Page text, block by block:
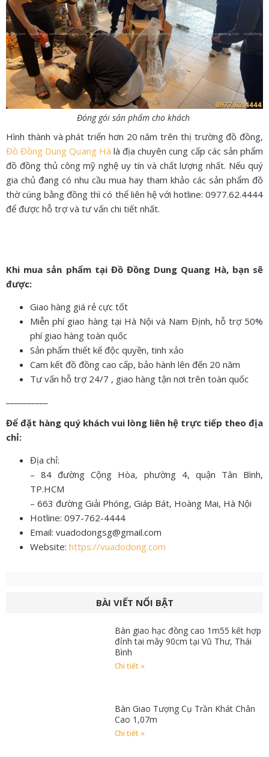
Đóng gói sản phẩm cho khách
Hình thành và phát triển hơn 20 năm trên thị trường đồ đồng,
Đồ Đồng Dung Quang Hà là địa chuyên cung cấp các sản phẩm
đồ đồng thủ công mỹ nghệ uy tín và chất lượng nhất. Nếu quý
gia chủ đang có nhu cầu mua hay tham khảo các sản phẩm đồ
thờ cúng bằng đồng thì có thể liên hệ với hotline: 0977.62.4444
để được hỗ trợ và tư vấn chi tiết nhất.
Khi mua sản phẩm tại Đồ Đồng Dung Quang Hà, bạn sẽ
được:
Giao hàng giá rẻ cực tốt
Miễn phí giao hàng tại Hà Nội và Nam Định, hỗ trợ 50%
phí giao hàng toàn quốc
Sản phẩm thiết kế độc quyền, tinh xảo
Cam kết đồ đồng cao cấp, bảo hành lên đến 20 năm
Tư vấn hỗ trợ 24/7 , giao hàng tận nơi trên toàn quốc
Để đặt hàng quý khách vui lòng liên hệ trực tiếp theo địa
chỉ:
Địa chỉ:
– 84 đường Cộng Hòa, phường 4, quận Tân Bình,
TP.HCM
– 663 đường Giải Phóng, Giáp Bát, Hoàng Mai, Hà Nội
Hotline: 097-762-4444
Email: vuadodongsg@gmail.com
Website: https://vuadodong.com
BÀI VIẾT NỔI BẬT
Bàn giao hạc đồng cao 1m55 kết hợp
đỉnh tai mây 90cm tại Vũ Thư, Thái
Bình
Chi tiết »
Bàn Giao Tượng Cụ Trần Khát Chân
Cao 1,07m
Chi tiết »